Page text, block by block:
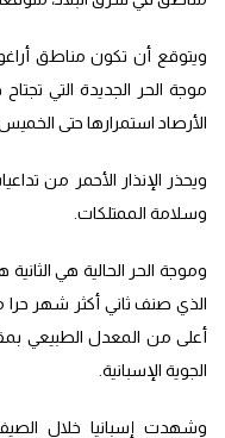
ويتوقع أن تكون مناطق
موجة الحر الجديدة التي
الأرصاد استمرارها حتى
ويحذر الإنذار الأحمر من
وسلامة الممتلكات.
وموجة الحر الحالية هي
الذي صنف ثاني أكثر شهر حرا
الجوية الإسبانية.
وشهدت إسبانيا خلال